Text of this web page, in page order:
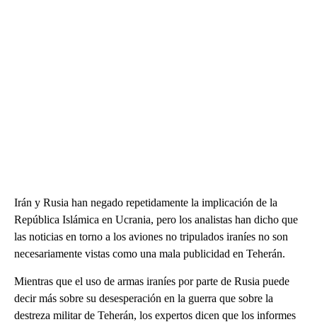
Irán y Rusia han negado repetidamente la implicación de la
República Islámica en Ucrania, pero los analistas han dicho que
las noticias en torno a los aviones no tripulados iraníes no son
necesariamente vistas como una mala publicidad en Teherán.
Mientras que el uso de armas iraníes por parte de Rusia puede
decir más sobre su desesperación en la guerra que sobre la
destreza militar de Teherán, los expertos dicen que los informes